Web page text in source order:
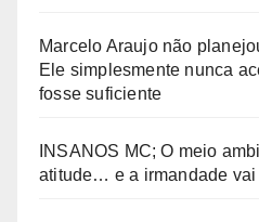
Marcelo Araujo não
Ele simplesmente nunca
fosse suficiente
INSANOS MC; O meio
atitude… e a irmandade vai